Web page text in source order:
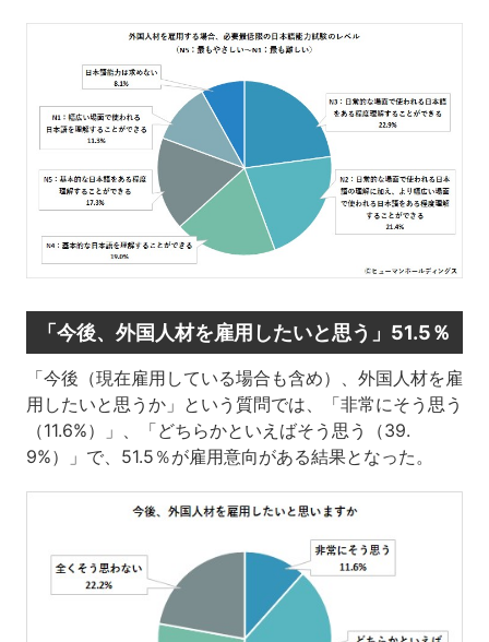
「今後、外国人材を雇用したいと思う」51.5％
「今後（現在雇用している場合も含め）、外国人材を雇
用したいと思うか」という質問では、「非常にそう思う
（11.6%）」、「どちらかといえばそう思う（39.
9%）」で、51.5％が雇用意向がある結果となった。